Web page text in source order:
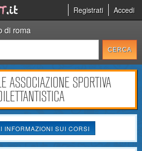
Registrati Accedi
di roma
ASSOCIAZIONE SPORTIVA
INFORMAZIONI SUI CORSI